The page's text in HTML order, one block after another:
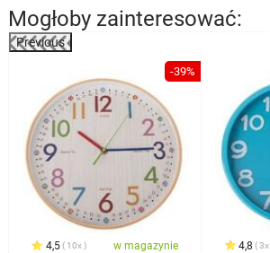
Mogłoby zainteresować:
Previous
-39%
4,5 10x w magazynie 4,8 3x